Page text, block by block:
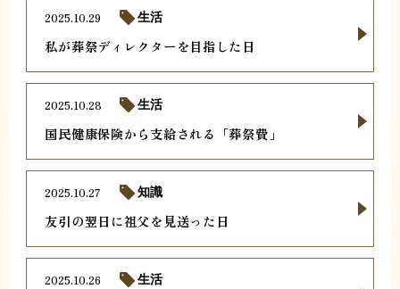
私が葬祭ディレクターを目指した日
2025.10.29 生活
国民健康保険から支給される「葬祭費」
2025.10.28 生活
友引の翌日に祖父を見送った日
2025.10.27 知識
2025.10.26 生活